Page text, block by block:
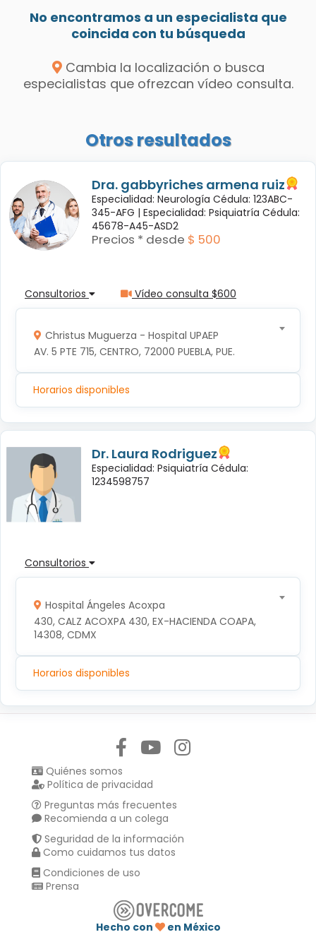
No encontramos a un especialista que
coincida con tu búsqueda
Cambia la localización o busca
especialistas que ofrezcan vídeo consulta.
Otros resultados
Dra. gabbyriches armena ruiz
Especialidad: Neurología Cédula: 123ABC-
345-AFG | Especialidad: Psiquiatría Cédula:
45678-A45-ASD2
Precios * desde $ 500
Consultorios Vídeo consulta $600
Christus Muguerza - Hospital UPAEP
AV. 5 PTE 715, CENTRO, 72000 PUEBLA, PUE.
Horarios disponibles
Dr. Laura Rodriguez
Especialidad: Psiquiatría Cédula:
1234598757
Consultorios
Hospital Ángeles Acoxpa
430, CALZ ACOXPA 430, EX-HACIENDA COAPA,
14308, CDMX
Horarios disponibles
Quiénes somos
Política de privacidad
Preguntas más frecuentes
Recomienda a un colega
Seguridad de la información
Como cuidamos tus datos
Condiciones de uso
Prensa
Hecho con
en México